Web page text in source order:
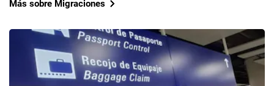
Más sobre Migraciones